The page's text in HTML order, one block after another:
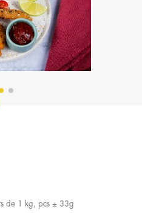
de 1 kg, pcs ± 33g